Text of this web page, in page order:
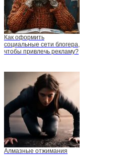
Как оформить
социальные сети блогера,
чтобы привлечь рекламу?
Алмазные отжимания